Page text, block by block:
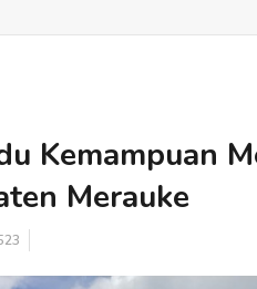
Kemampuan
Merauke